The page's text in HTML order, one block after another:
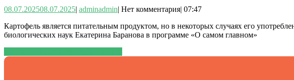
08.07.202508.07.2025| adminadmin| Нет комментария| 07:47
Картофель является питательным продуктом, но в некоторых случаях его
биологических наук Екатерина Баранова в программе «О самом главном»